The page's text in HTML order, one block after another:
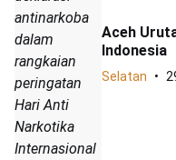
antinarkoba
dalam
rangkaian
peringatan
Hari Anti
Narkotika
Internasional
Aceh
Indonesia
Selatan